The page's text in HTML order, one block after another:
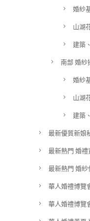
婚紗
山湖
建築
南部 婚紗
婚紗
山湖
建築
最新優質新娘
最新熱門 婚禮
最新熱門 婚紗
華人婚禮博覽
華人婚禮博覽